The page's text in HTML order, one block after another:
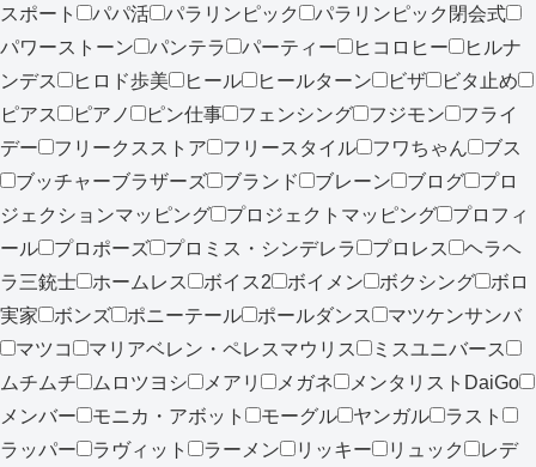
スポート
パパ活 パラリンピック
パラリンピック閉会式
パワーストーン
パンテラ パーティー ヒコロヒー
ヒルナ
ンデス
ヒロド歩美 ヒール ヒールターン ビザ
ビタ止め
ピアス
ピアノ ピン仕事 フェンシング フジモン
フライ
デー
フリークスストア フリースタイル フワちゃん
ブス
ブッチャーブラザーズ
ブランド ブレーン ブログ
プロ
ジェクションマッピング
プロジェクトマッピング
プロフィ
ール
プロポーズ プロミス・シンデレラ プロレス
ヘラヘ
ラ三銃士
ホームレス ボイス2 ボイメン ボクシング
ボロ
実家
ボンズ ポニーテール ポールダンス
マツケンサンバ
マツコ
マリアベレン・ペレスマウリス
ミスユニバース
ムチムチ
ムロツヨシ メアリ メガネ
メンタリストDaiGo
メンバー
モニカ・アボット モーグル ヤンガル
ラスト
ラッパー
ラヴィット ラーメン リッキー リュック
レデ